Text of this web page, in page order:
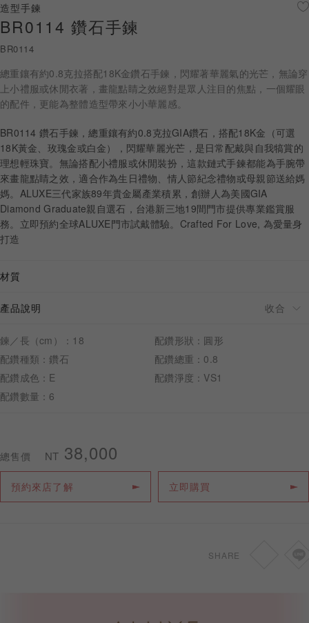
黃金金飾
關於ALUXE
嚴選鑽石
婚禮護照
線上購物
LANGUAGE
造型手鍊
BR0114 鑽石手鍊
BR0114
總重鑲有約0.8克拉搭配18K金鑽石手鍊，閃耀著華麗氣的光芒，無論穿
上小禮服或休閒衣著，畫龍點睛之效絕對是眾人注目的焦點，一個耀眼
的配件，更能為整體造型帶來小小華麗感。
BR0114 鑽石手鍊，總重鑲有約0.8克拉GIA鑽石，搭配18K金（可選
18K黃金、玫瑰金或白金），閃耀華麗光芒，是日常配戴與自我犒賞的
理想輕珠寶。無論搭配小禮服或休閒裝扮，這款鏈式手鍊都能為手腕帶
來畫龍點睛之效，適合作為生日禮物、情人節紀念禮物或母親節送給媽
媽。ALUXE三代家族89年貴金屬產業積累，創辦人為美國GIA
Diamond Graduate親自選石，台港新三地19間門市提供專業鑑賞服
務。立即預約全球ALUXE門市試戴體驗。Crafted For Love, 為愛量身
打造
材質
產品說明
鍊／長（cm）：18
配鑽形狀：圓形
配鑽種類：鑽石
配鑽總重：0.8
配鑽成色：E
配鑽淨度：VS1
配鑽數量：6
總售價 NT 38,000
立即購買
預約來店了解
SHARE